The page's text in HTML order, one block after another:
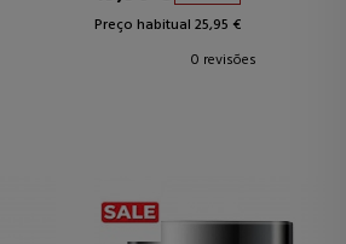
Preço habitual 25,95 €
0 revisões